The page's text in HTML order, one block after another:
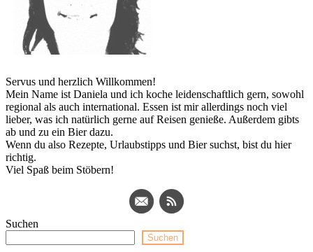
Servus und herzlich Willkommen!
Mein Name ist Daniela und ich koche leidenschaftlich gern, sowohl
regional als auch international. Essen ist mir allerdings noch viel
lieber, was ich natürlich gerne auf Reisen genieße. Außerdem gibts
ab und zu ein Bier dazu.
Wenn du also Rezepte, Urlaubstipps und Bier suchst, bist du hier
richtig.
Viel Spaß beim Stöbern!
Suchen
Suchen